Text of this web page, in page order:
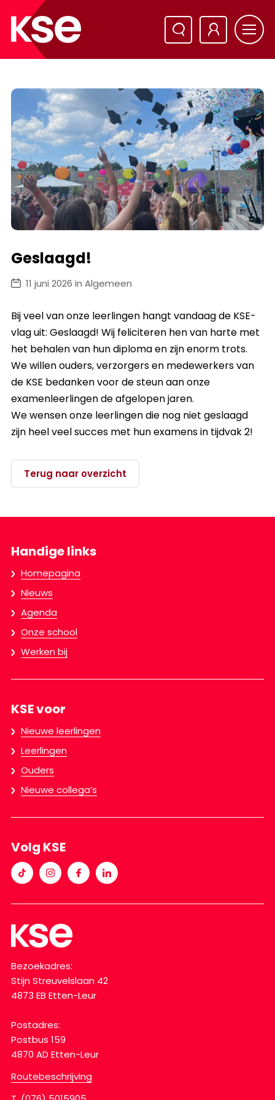
Geslaagd!
11 juni 2026 in Algemeen
Bij veel van onze leerlingen hangt vandaag de KSE-
vlag uit: Geslaagd! Wij feliciteren hen van harte met
het behalen van hun diploma en zijn enorm trots.
We willen ouders, verzorgers en medewerkers van
de KSE bedanken voor de steun aan onze
examenleerlingen de afgelopen jaren.
We wensen onze leerlingen die nog niet geslaagd
zijn heel veel succes met hun examens in tijdvak 2!
Terug naar overzicht
Handige links
Homepagina
Nieuws
Agenda
Onze school
Werken bij
KSE voor
Nieuwe leerlingen
Leerlingen
Ouders
Nieuwe collega’s
Volg KSE
Bezoekadres:
Stijn Streuvelslaan 42
4873 EB Etten-Leur
Postadres:
Postbus 159
4870 AD Etten-Leur
Routebeschrijving